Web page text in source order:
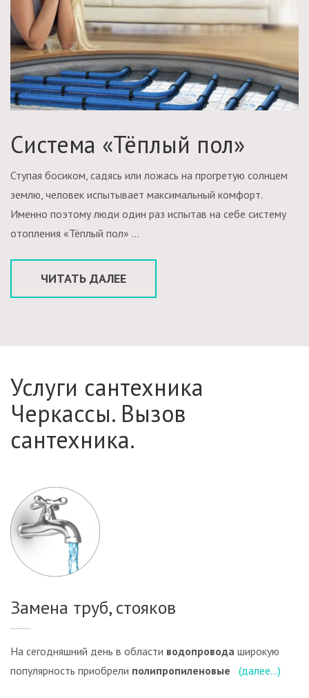
Система «Тёплый пол»
Ступая босиком, садясь или ложась на прогретую солнцем
землю, человек испытывает максимальный комфорт.
Именно поэтому люди один раз испытав на себе систему
отопления «Тёплый пол» …
ЧИТАТЬ ДАЛЕЕ
Услуги сантехника
Черкассы. Вызов
сантехника.
Замена труб, стояков
На сегодняшний день в области водопровода широкую
популярность приобрели полипропиленовые (далее…)